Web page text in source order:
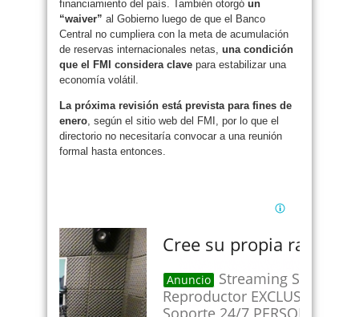
financiamiento del país. También otorgó un
“waiver” al Gobierno luego de que el Banco
Central no cumpliera con la meta de acumulación
de reservas internacionales netas, una condición
que el FMI considera clave para estabilizar una
economía volátil.
La próxima revisión está prevista para fines de
enero, según el sitio web del FMI, por lo que el
directorio no necesitaría convocar a una reunión
formal hasta entonces.